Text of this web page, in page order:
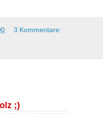
3 Kommentare:
;)